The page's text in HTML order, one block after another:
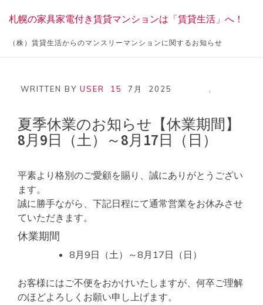
札幌の家具家電付き賃貸マンションは「賃貸生活」へ！
（株）賃貸生活からのマンスリーマンションに関するお知らせ
WRITTEN BY USER 15 7月 2025
夏季休業のお知らせ【休業期間】
8月9日（土）～8月17日（日）
平素より格別のご愛顧を賜り、誠にありがとうござい
ます。
誠に勝手ながら、下記日程にて通常営業をお休みさせ
ていただきます。
休業期間
8月9日（土）～8月17日（日）
お客様にはご不便をおかけいたしますが、何卒ご理解
のほどよろしくお願い申し上げます。